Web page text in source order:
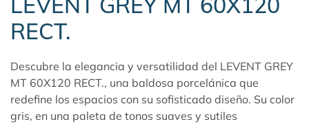
RECT.
Descubre la elegancia y versatilidad del LEVENT GREY
MT 60X120 RECT., una baldosa porcelánica que
redefine los espacios con su sofisticado diseño. Su color
gris, en una paleta de tonos suaves y sutiles